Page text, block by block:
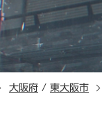
大阪府 / 東大阪市